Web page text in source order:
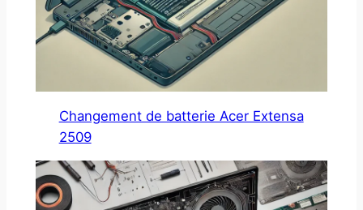
Changement de batterie Acer Extensa
2509